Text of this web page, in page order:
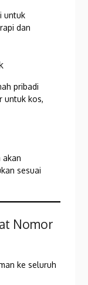
untuk
dan
pribadi
untuk kos,
akan
sesuai
Nomor
ke seluruh